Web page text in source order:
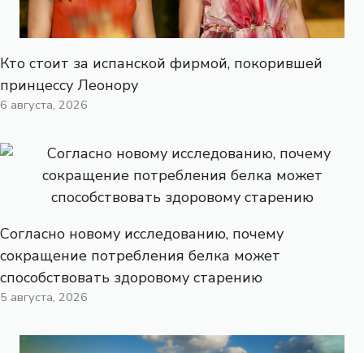
Кто стоит за испанской фирмой, покорившей
принцессу Леонору
6 августа, 2026
Согласно новому исследованию, почему
сокращение потребления белка может
способствовать здоровому старению
5 августа, 2026